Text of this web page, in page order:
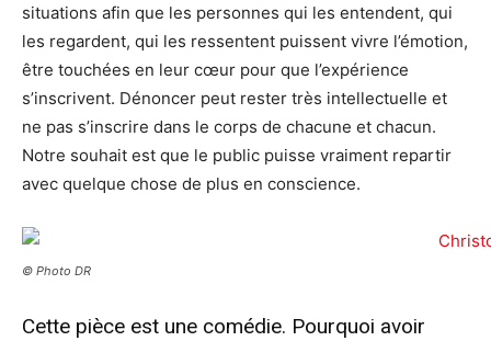
situations afin que les personnes qui les entendent, qui
les regardent, qui les ressentent puissent vivre l’émotion,
être touchées en leur cœur pour que l’expérience
s’inscrivent. Dénoncer peut rester très intellectuelle et
ne pas s’inscrire dans le corps de chacune et chacun.
Notre souhait est que le public puisse vraiment repartir
avec quelque chose de plus en conscience.
© Photo DR
Cette pièce est une comédie. Pourquoi avoir